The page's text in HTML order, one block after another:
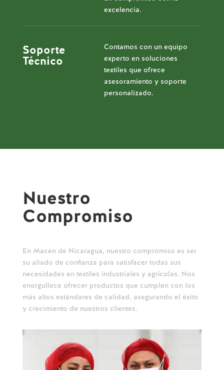
excelencia.
Soporte
Técnico
Contamos con un equipo
experto en soluciones
textiles que ofrece
asesoramiento y soporte
personalizado.
Nuestro
Compromiso
En Macen de Nicaragua, nuestro compromiso es ser
su aliado de confianza para satisfacer todas sus
necesidades en textiles industriales y agrícolas. Nos
enorgullece ofrecer productos que cumplen con los
más altos estándares de calidad, asegurando el éxito
y crecimiento de nuestros clientes.